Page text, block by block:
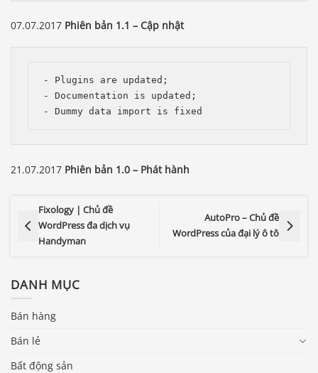
07.07.2017 Phiên bản 1.1 – Cập nhật
- Plugins are updated;
- Documentation is updated;
- Dummy data import is fixed
21.07.2017 Phiên bản 1.0 – Phát hành
Fixology | Chủ đề
WordPress đa dịch vụ
Handyman
AutoPro – Chủ đề
WordPress của đại lý ô tô
DANH MỤC
Bán hàng
Bán lẻ
Bất động sản